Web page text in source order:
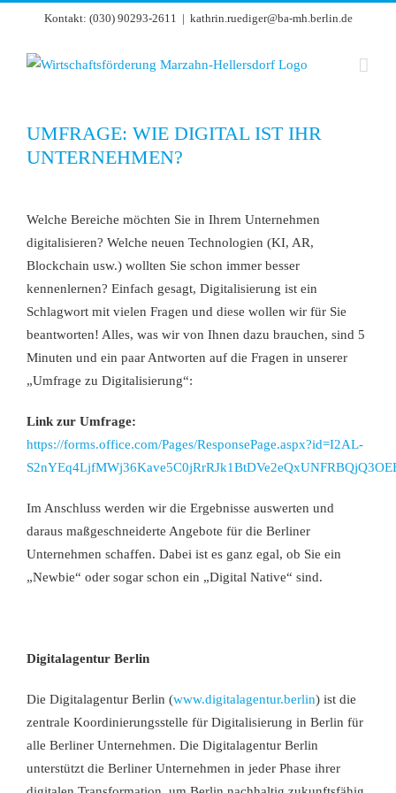
springen
Kontakt: (030) 90293-2611 | kathrin.ruediger@ba-mh.berlin.de
UMFRAGE: WIE DIGITAL IST IHR
UNTERNEHMEN?
grösseres
Bild
Welche Bereiche möchten Sie in Ihrem Unternehmen
digitalisieren? Welche neuen Technologien (KI, AR,
Blockchain usw.) wollten Sie schon immer besser
kennenlernen? Einfach gesagt, Digitalisierung ist ein
Schlagwort mit vielen Fragen und diese wollen wir für Sie
beantworten! Alles, was wir von Ihnen dazu brauchen, sind 5
Minuten und ein paar Antworten auf die Fragen in unserer
„Umfrage zu Digitalisierung“:
Link zur Umfrage:
https://forms.office.com/Pages/ResponsePage.aspx?id=I2AL-
Im Anschluss werden wir die Ergebnisse auswerten und
daraus maßgeschneiderte Angebote für die Berliner
Unternehmen schaffen. Dabei ist es ganz egal, ob Sie ein
„Newbie“ oder sogar schon ein „Digital Native“ sind.
Digitalagentur Berlin
Die Digitalagentur Berlin (www.digitalagentur.berlin) ist die
zentrale Koordinierungsstelle für Digitalisierung in Berlin für
alle Berliner Unternehmen. Die Digitalagentur Berlin
unterstützt die Berliner Unternehmen in jeder Phase ihrer